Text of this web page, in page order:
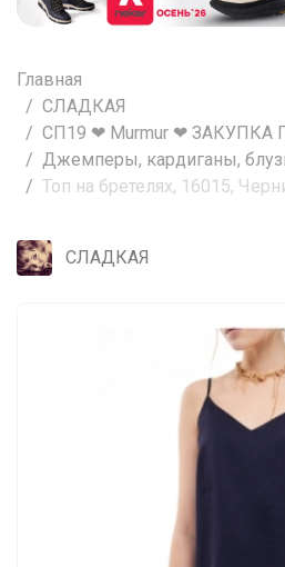
Главная
СЛАДКАЯ
СП19 ❤ Murmur ❤ ЗАКУПКА
Джемперы, кардиганы,
Топ на бретелях, 16015,
СЛАДКАЯ